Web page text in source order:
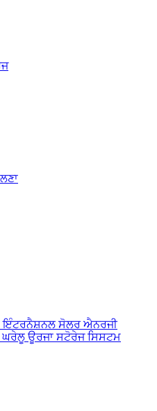
ਇੰਟਰਨੈਸ਼ਨਲ ਸੋਲਰ ਐਨਰਜੀ
ਘਰੇਲੂ ਊਰਜਾ ਸਟੋਰੇਜ ਸਿਸਟਮ